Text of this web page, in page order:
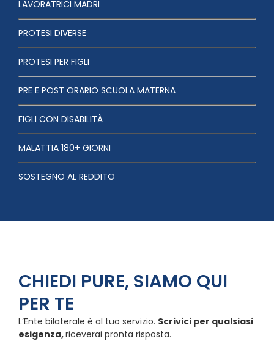
LAVORATRICI MADRI
PROTESI DIVERSE
PROTESI PER FIGLI
PRE E POST ORARIO SCUOLA MATERNA
FIGLI CON DISABILITÀ
MALATTIA 180+ GIORNI
SOSTEGNO AL REDDITO
CHIEDI PURE, SIAMO QUI
PER TE
L’Ente bilaterale è al tuo servizio. Scrivici per qualsiasi
esigenza,riceverai pronta risposta.